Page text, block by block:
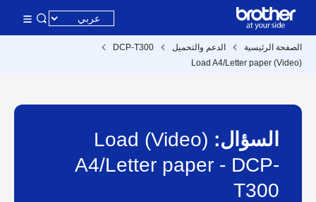
الصفحة الرئيسية الدعم والتحميل
DCP-T300
السؤال:
(Video) Load
A4/Letter paper - DCP-
T300